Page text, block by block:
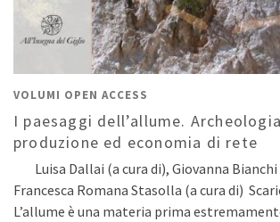
VOLUMI OPEN ACCESS
I paesaggi dell’allume.
produzione ed economia di rete
Luisa Dallai (a cura di), Giovanna
Francesca Romana Stasolla (a cura di)
L’allume è una materia prima